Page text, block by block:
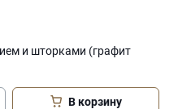
и шторками (графит
В корзину